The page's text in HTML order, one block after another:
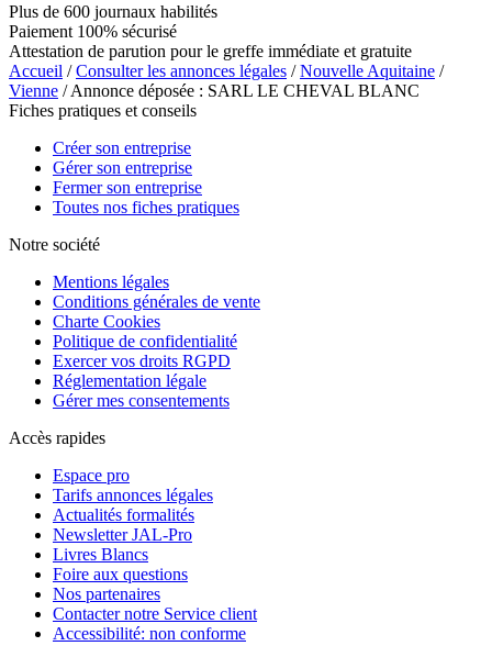
Plus de 600 journaux habilités
Paiement 100% sécurisé
Attestation de parution pour le greffe immédiate et gratuite
Accueil /Consulter les annonces légales /Nouvelle Aquitaine /
Vienne / Annonce déposée : SARL LE CHEVAL BLANC
Fiches pratiques et conseils
Créer son entreprise
Gérer son entreprise
Fermer son entreprise
Toutes nos fiches pratiques
Notre société
Mentions légales
Conditions générales de vente
Charte Cookies
Politique de confidentialité
Exercer vos droits RGPD
Réglementation légale
Gérer mes consentements
Accès rapides
Espace pro
Tarifs annonces légales
Actualités formalités
Newsletter JAL-Pro
Livres Blancs
Foire aux questions
Nos partenaires
Contacter notre Service client
Accessibilité: non conforme